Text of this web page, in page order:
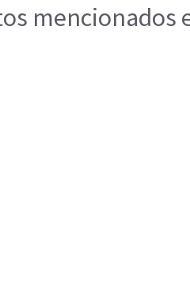
mencionados